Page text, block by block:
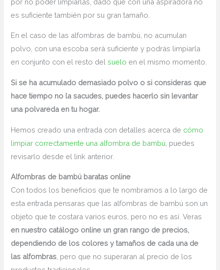
es suficiente también por su gran tamaño.
En el caso de las alfombras de bambú, no acumulan
polvo, con una escoba será suficiente y podrás limpiarla
en conjunto con el resto delsuelo en el mismo momento.
Si se ha acumulado demasiado polvo o si consideras que
hace tiempo no la sacudes, puedes hacerlo sin levantar
una polvareda en tu hogar.
Hemos creado una entrada con detalles acerca de cómo
limpiar correctamente una alfombra de bambú , puedes
revisarlo desde el link anterior.
Alfombras de bambú baratas online
Con todos los beneficios que te nombramos a lo largo de
esta entrada pensaras que las alfombras de bambú son un
objeto que te costara varios euros, pero no es así. Veras
en nuestro catálogo online un gran rango de precios,
dependiendo de los colores y tamaños de cada una de
las alfombras , pero que no superaran al precio de los